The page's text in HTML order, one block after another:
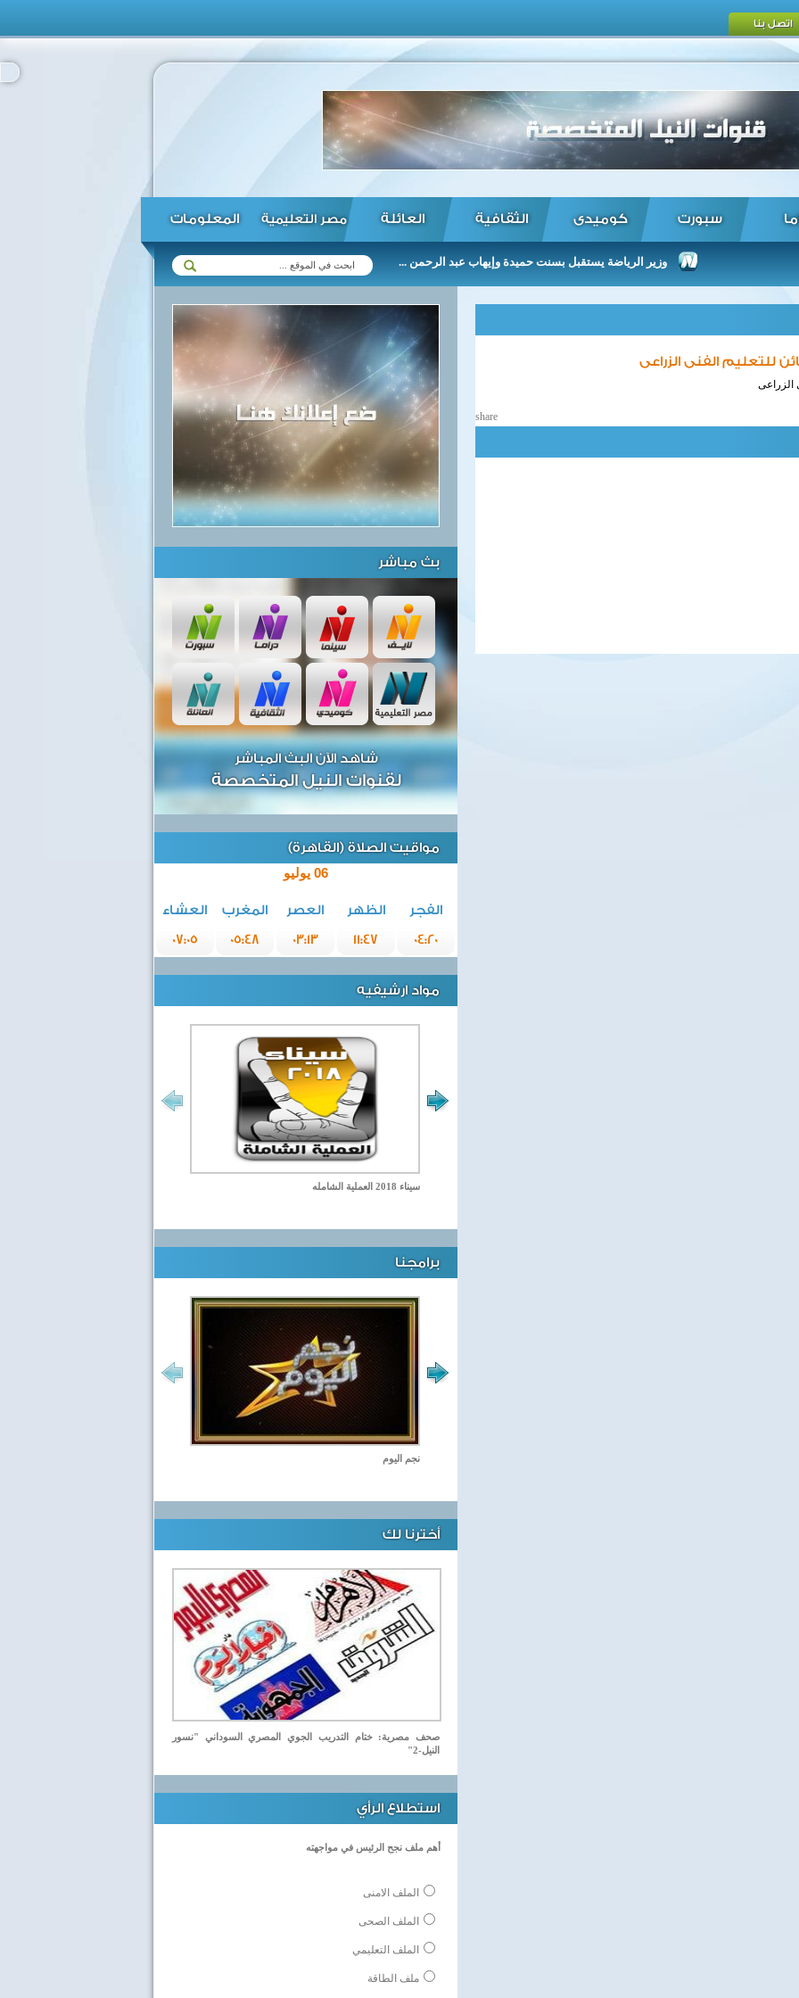
اتصل بنا
سبورت كوميدى الثقافية العائلة مصر التعليمية المعلومات
عشرات المستوطنين الإسرائيليين يقتحمون باحات المسجد الأقصى ... وزير الرياضة يستقبل بسنت حميدة وإيهاب عبد الرحمن ...
للتعليم الفنى الزراعى
الزراعى
share
بث مباشر
شاهد الآن البث المباشر
لقنوات النيل المتخصصة
مواقيت الصلاة (القاهرة)
06 يوليو
الفجر الظهر العصر المغرب
العشاء
04:20
11:47
03:13
05:48
07:05
مواد ارشيفيه
سيناء 2018 العملية الشامله
برامجنا
نجم اليوم
أخترنا لك
صحف مصرية: ختام التدريب الجوي المصري السوداني "نسور
النيل-2"
استطلاع الرأي
أهم ملف نجح الرئيس في مواجهته
الملف الامنى
الملف الصحى
الملف التعليمي
ملف الطاقة